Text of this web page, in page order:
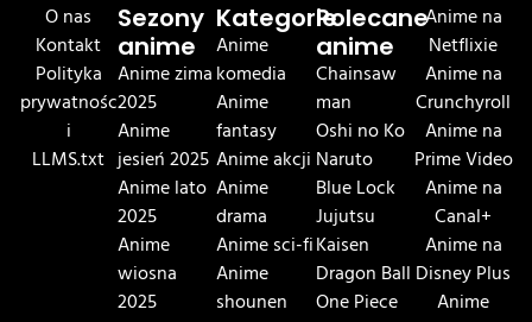
O nas
Kontakt
Polityka
prywatnośc
i
LLMS.txt
Sezony
anime
Anime zima
2025
Anime
jesień 2025
Anime lato
2025
Anime
wiosna
2025
Kategorie
Anime
komedia
Anime
fantasy
Anime akcji
Anime
drama
Anime sci-fi
Anime
shounen
Polecane
anime
Chainsaw
man
Oshi no Ko
Naruto
Blue Lock
Jujutsu
Kaisen
Dragon Ball
One Piece
Anime na
Netflixie
Anime na
Crunchyroll
Anime na
Prime Video
Anime na
Canal+
Anime na
Disney Plus
Anime